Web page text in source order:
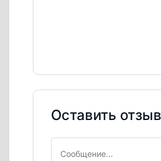
Оставить отзыв